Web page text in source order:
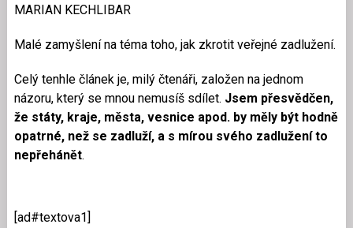
MARIAN KECHLIBAR
Malé zamyšlení na téma toho, jak zkrotit veřejné zadlužení.
Celý tenhle článek je, milý čtenáři, založen na jednom
názoru, který se mnou nemusíš sdílet. Jsem přesvědčen,
že státy, kraje, města, vesnice apod. by měly být hodně
opatrné, než se zadluží, a s mírou svého zadlužení to
nepřehánět.
[ad#textova1]